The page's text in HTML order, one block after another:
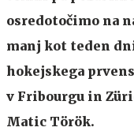
osredotočimo na
manj kot teden
hokejskega
v Fribourgu in
Matic Török.